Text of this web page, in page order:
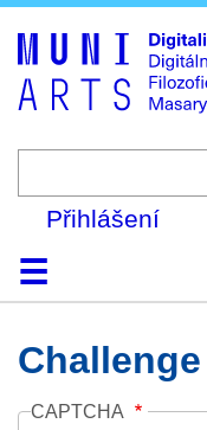
Přihlášení
DomůKolekce
Prohlížení
O
Challenge
CAPTCHA